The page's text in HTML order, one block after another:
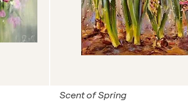
Scent of Spring